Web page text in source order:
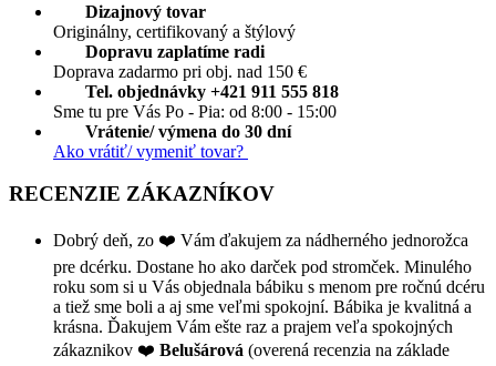
Dizajnový tovar
Originálny, certifikovaný a štýlový
Dopravu zaplatíme radi
Doprava zadarmo pri obj. nad 150 €
Tel. objednávky +421 911 555 818
Sme tu pre Vás Po - Pia: od 8:00 - 15:00
Vrátenie/ výmena do 30 dní
Ako vrátiť/ vymeniť tovar?
RECENZIE ZÁKAZNÍKOV
Dobrý deň, zo ❤️ Vám ďakujem za nádherného jednorožca
pre dcérku. Dostane ho ako darček pod stromček. Minulého
roku som si u Vás objednala bábiku s menom pre ročnú dcéru
a tiež sme boli a aj sme veľmi spokojní. Bábika je kvalitná a
krásna. Ďakujem Vám ešte raz a prajem veľa spokojných
zákaznikov ❤️ Belušárová (overená recenzia na základe